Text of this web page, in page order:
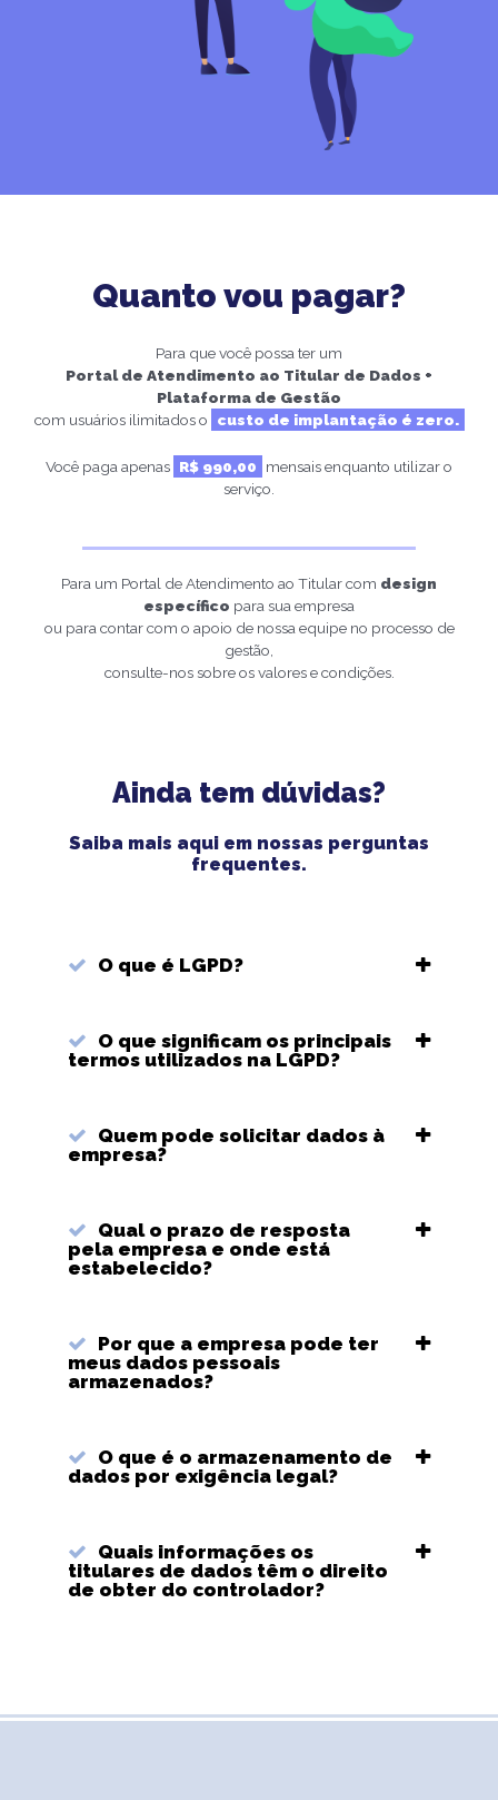
Quanto vou pagar?
Para que você possa ter um
Portal de Atendimento ao Titular de Dados +
Plataforma de Gestão
com usuários ilimitados o
custo de implantação é zero.
Você paga apenas R$ 990,00
mensais enquanto utilizar o
serviço.
Para um Portal de Atendimento ao Titular com design
específico para sua empresa
ou para contar com o apoio de nossa equipe no processo de
gestão,
consulte-nos sobre os valores e condições.
Ainda tem dúvidas?
Saiba mais aqui em nossas perguntas
frequentes.
O que é LGPD?
O que significam os principais
termos utilizados na LGPD?
Quem pode solicitar dados à
empresa?
Qual o prazo de resposta
pela empresa e onde está
estabelecido?
Por que a empresa pode ter
meus dados pessoais
armazenados?
O que é o armazenamento de
dados por exigência legal?
Quais informações os
titulares de dados têm o direito
de obter do controlador?